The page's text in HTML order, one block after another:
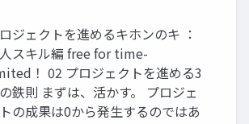
ジェクトを進めるキホンのキ ：
スキル編 free for time-
！ 02 プロジェクトを進める3
鉄則 まずは、活かす。 プロジェ
の成果は0から発生するのではあ